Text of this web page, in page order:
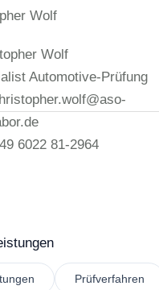
Wolf
Automotive-Prüfung
6022 81-2964
Prüfverfahren